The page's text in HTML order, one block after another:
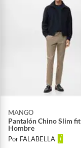
MANGO
Pantalón Chino Slim fit
Hombre
Por FALABELLA